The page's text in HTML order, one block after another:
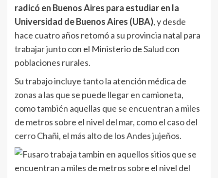
radicó en Buenos Aires para estudiar en la
Universidad de Buenos Aires (UBA), y desde
hace cuatro años retomó a su provincia natal para
trabajar junto con el Ministerio de Salud con
poblaciones rurales.
Su trabajo incluye tanto la atención médica de
zonas a las que se puede llegar en camioneta,
como también aquellas que se encuentran a miles
de metros sobre el nivel del mar, como el caso del
cerro Chañi, el más alto de los Andes jujeños.